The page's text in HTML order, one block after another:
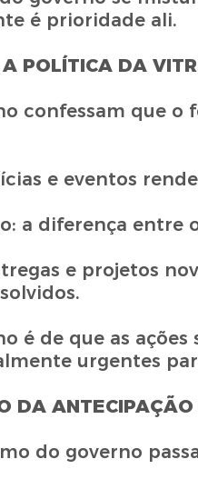
é prioridade ali.
A POLÍTICA DA
confessam que
e eventos
a diferença entre
e projetos
é de que as
urgentes
DA
do governo